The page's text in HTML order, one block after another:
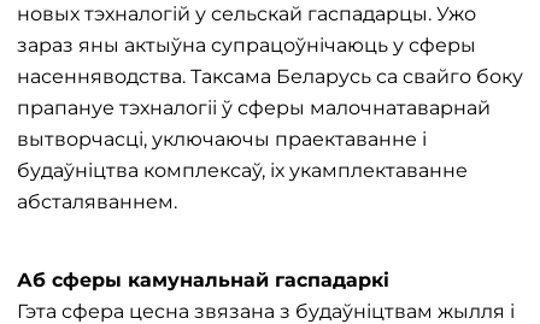
новых тэхналогій у сельскай гаспадарцы. Ужо
зараз яны актыўна супрацоўнічаюць у сферы
насенняводства. Таксама Беларусь са свайго боку
прапануе тэхналогіі ў сферы малочнатаварнай
вытворчасці, уключаючы праектаванне і
будаўніцтва комплексаў, іх укамплектаванне
абсталяваннем.
Аб сферы камунальнай гаспадаркі
Гэта сфера цесна звязана з будаўніцтвам жылля і